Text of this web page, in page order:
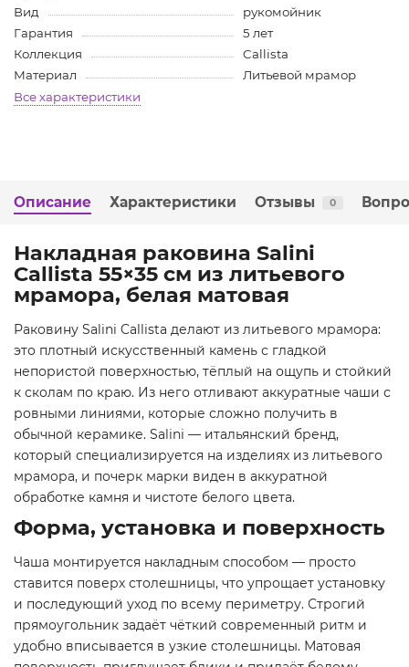
Вид
рукомойник
Гарантия
5 лет
Коллекция
Callista
Материал
Литьевой мрамор
Все характеристики
Описание Характеристики Отзывы 0
Накладная раковина Salini
Callista 55×35 см из литьевого
мрамора, белая матовая
Раковину Salini Callista делают из литьевого мрамора:
это плотный искусственный камень с гладкой
непористой поверхностью, тёплый на ощупь и стойкий
к сколам по краю. Из него отливают аккуратные чаши с
ровными линиями, которые сложно получить в
обычной керамике. Salini — итальянский бренд,
который специализируется на изделиях из литьевого
мрамора, и почерк марки виден в аккуратной
обработке камня и чистоте белого цвета.
Форма, установка и поверхность
Чаша монтируется накладным способом — просто
ставится поверх столешницы, что упрощает установку
и последующий уход по всему периметру. Строгий
прямоугольник задаёт чёткий современный ритм и
удобно вписывается в узкие столешницы. Матовая